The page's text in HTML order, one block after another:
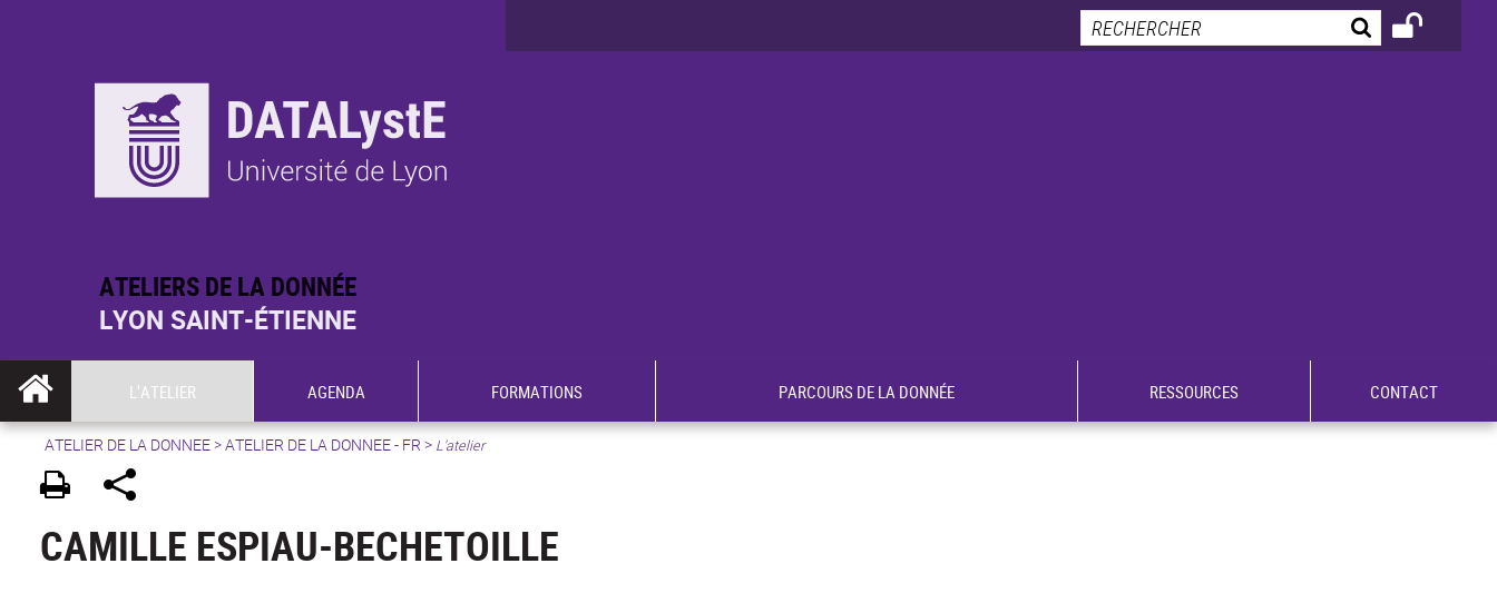
ATELIERS DE LA DONNÉE
LYON SAINT-ÉTIENNE
L'ATELIER AGENDA FORMATIONS PARCOURS DE LA DONNÉE RESSOURCES CONTACT
ATELIER DE LA DONNEE>ATELIER DE LA DONNEE - FR > L'atelier
CAMILLE ESPIAU-BECHETOILLE